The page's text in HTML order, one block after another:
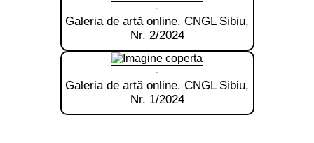
Galeria de artă online. CNGL Sibiu,
Nr. 2/2024
Galeria de artă online. CNGL Sibiu,
Nr. 1/2024